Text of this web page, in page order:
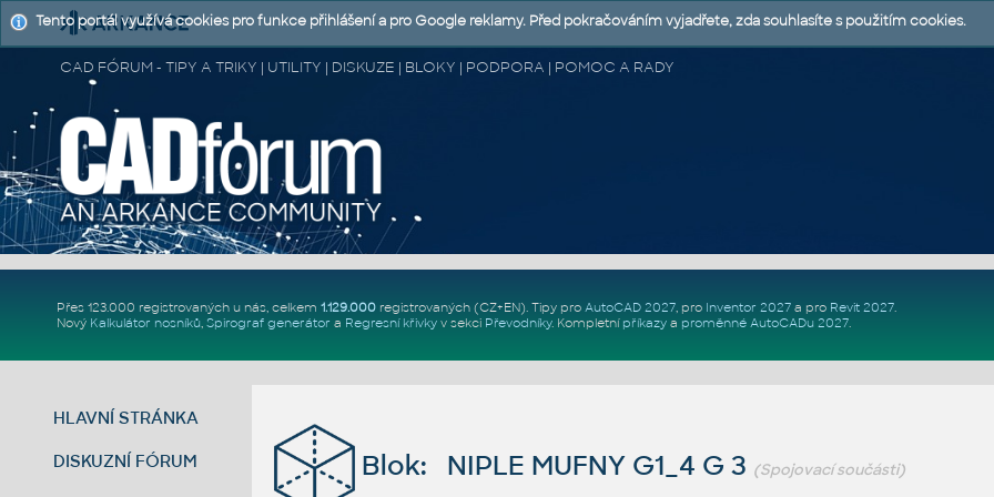
CAD FÓRUM - TIPY A TRIKY | UTILITY | DISKUZE | BLOKY | PODPORA | POMOC A RADY
Přes 123.000 registrovaných u nás, celkem 1.129.000registrovaných (CZ+EN). Tipy pro AutoCAD 2027, pro Inventor 2027a pro Revit 2027.
Nový Kalkulátor nosníků, Spirograf generátor a Regresní křivkyv sekci Převodníky. Kompletní příkazya proměnné AutoCADu 2027.
HLAVNÍ STRÁNKA
DISKUZNÍ FÓRUM Blok: NIPLE MUFNY G1_4 G 3 (Spojovací součásti)
Tento portál využívá cookies pro funkce přihlášení a pro Google reklamy. Před pokračováním vyjadřete, zda souhlasíte s použitím cookies.